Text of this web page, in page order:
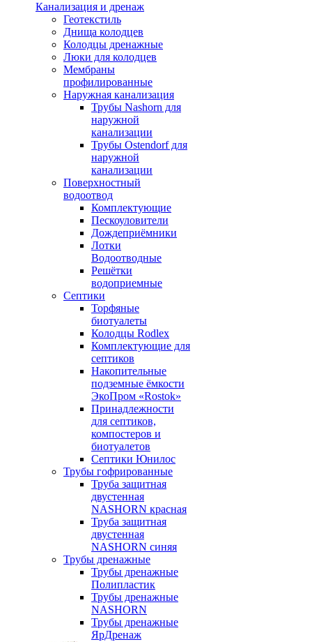
Канализация и дренаж
Геотекстиль
Днища колодцев
Колодцы дренажные
Люки для колодцев
Мембраны
профилированные
Наружная канализация
Трубы Nashorn для
наружной
канализации
Трубы Ostendorf для
наружной
канализации
Поверхностный
водоотвод
Комплектующие
Пескоуловители
Дождеприёмники
Лотки
Водоотводные
Решётки
водоприемные
Септики
Торфяные
биотуалеты
Колодцы Rodlex
Комплектующие для
септиков
Накопительные
подземные ёмкости
ЭкоПром «Rostok»
Принадлежности
для септиков,
компостеров и
биотуалетов
Септики Юнилос
Трубы гофрированные
Труба защитная
двустенная
NASHORN красная
Труба защитная
двустенная
NASHORN синяя
Трубы дренажные
Трубы дренажные
Полипластик
Трубы дренажные
NASHORN
Трубы дренажные
ЯрДренаж